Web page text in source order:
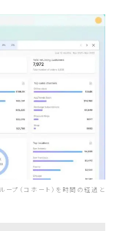
プ（コホート）を時間の経過と